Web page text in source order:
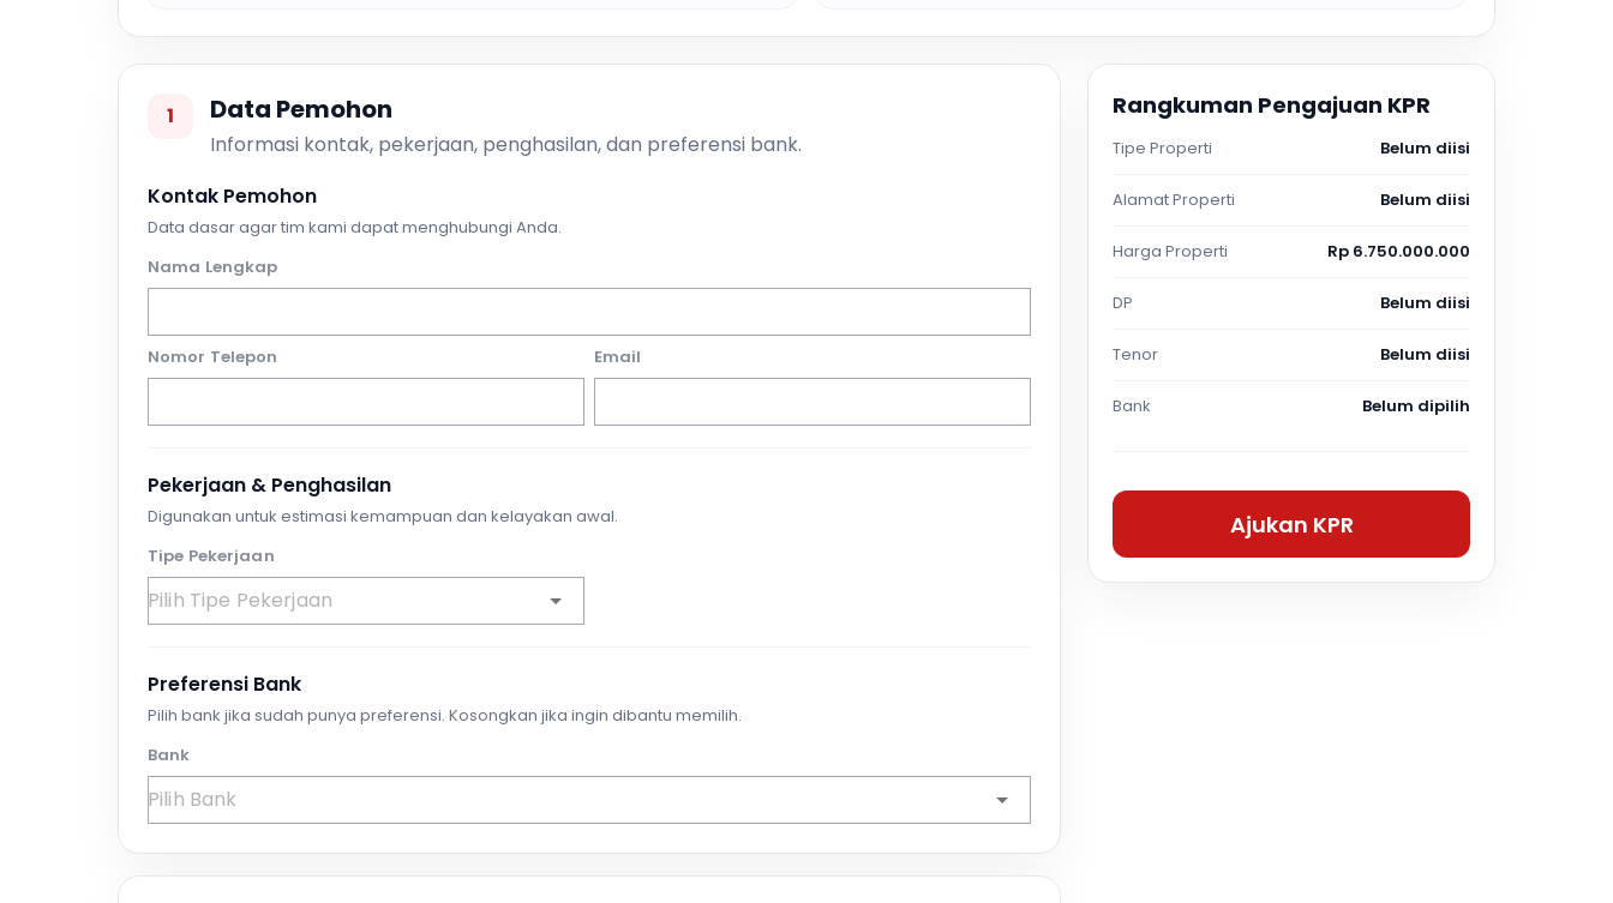
1 Data Pemohon
Informasi kontak, pekerjaan, penghasilan, dan preferensi bank.
Kontak Pemohon
Data dasar agar tim kami dapat menghubungi Anda.
Nama Lengkap
Nomor Telepon Email
Pekerjaan & Penghasilan
Digunakan untuk estimasi kemampuan dan kelayakan awal.
Tipe Pekerjaan
Preferensi Bank
Pilih bank jika sudah punya preferensi. Kosongkan jika ingin dibantu memilih.
Bank
Rangkuman Pengajuan KPR
Tipe Properti Belum diisi
Alamat Properti Belum diisi
Harga Properti Rp 6.750.000.000
DP Belum diisi
Tenor Belum diisi
Bank Belum dipilih
Ajukan KPR